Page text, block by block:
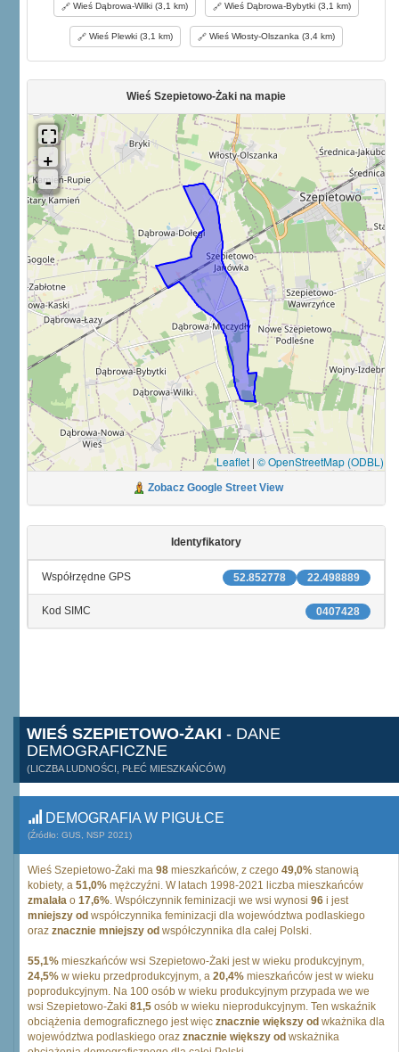
Wieś Dąbrowa-Wilki (3,1 km) Wieś Dąbrowa-Bybytki (3,1 km)
Wieś Plewki (3,1 km) Wieś Włosty-Olszanka (3,4 km)
Wieś Szepietowo-Żaki na mapie
Leaflet | © OpenStreetMap (ODBL)
Zobacz Google Street View
Identyfikatory
22.498889
52.852778
Współrzędne GPS
0407428
Kod SIMC
WIEŚ SZEPIETOWO-ŻAKI - DANE
DEMOGRAFICZNE
(LICZBA LUDNOŚCI, PŁEĆ MIESZKAŃCÓW)
DEMOGRAFIA W PIGUŁCE
(Źródło: GUS, NSP 2021)
Wieś Szepietowo-Żaki ma 98 mieszkańców, z czego 49,0% stanowią
kobiety, a 51,0% mężczyźni. W latach 1998-2021 liczba mieszkańców
zmalała o 17,6%. Współczynnik feminizacji we wsi wynosi 96 i jest
mniejszy od współczynnika feminizacji dla województwa podlaskiego
oraz znacznie mniejszy od współczynnika dla całej Polski.
55,1% mieszkańców wsi Szepietowo-Żaki jest w wieku produkcyjnym,
24,5% w wieku przedprodukcyjnym, a 20,4% mieszkańców jest w wieku
poprodukcyjnym. Na 100 osób w wieku produkcyjnym przypada we we
wsi Szepietowo-Żaki 81,5 osób w wieku nieprodukcyjnym. Ten wskaźnik
obciążenia demograficznego jest więc znacznie większy od wkażnika dla
województwa podlaskiego oraz znacznie większy od wskażnika